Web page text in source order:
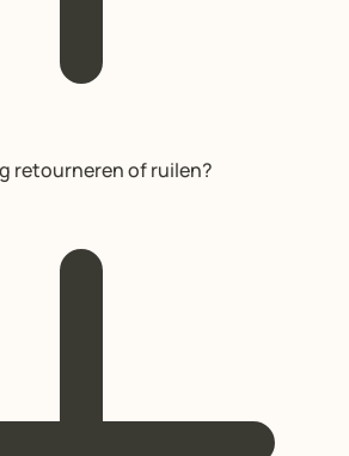
retourneren of ruilen?